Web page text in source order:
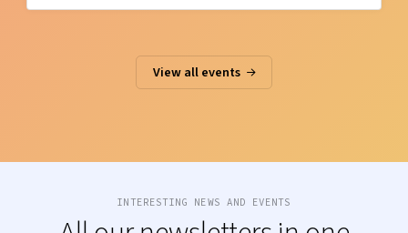
View all events
INTERESTING NEWS AND EVENTS